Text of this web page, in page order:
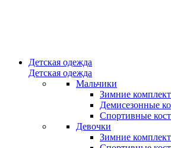
Детская одежда
Детская одежда
Мальчики
Зимние
Демисезонные
Спортивные
Девочки
Зимние